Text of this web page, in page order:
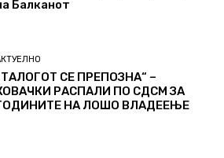
Балканот
СЕ ПРЕПОЗНА“ –
РАСПАЛИ ПО СДСМ ЗА
НА ЛОШО ВЛАДЕЕЊЕ